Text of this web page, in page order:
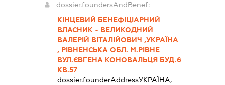
dossier.foundersAndBenef:
КІНЦЕВИЙ БЕНЕФІЦІАРНИЙ
ВЛАСНИК - ВЕЛИКОДНИЙ
ВАЛЕРІЙ ВІТАЛІЙОВИЧ ,УКРАЇНА
, РІВНЕНСЬКА ОБЛ. М.РІВНЕ
ВУЛ.ЄВГЕНА КОНОВАЛЬЦЯ БУД.6
КВ.57
dossier.founderAddressУКРАЇНА,